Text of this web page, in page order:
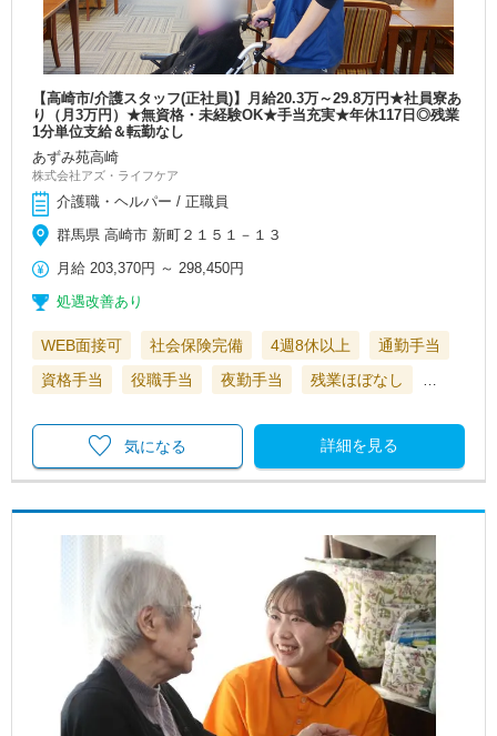
【高崎市/介護スタッフ(正社員)】月給20.3万～29.8万円★社員寮あ
り（月3万円）★無資格・未経験OK★手当充実★年休117日◎残業
1分単位支給＆転勤なし
あずみ苑高崎
株式会社アズ・ライフケア
介護職・ヘルパー / 正職員
群馬県 高崎市 新町２１５１－１３
月給 203,370円 ～298,450円
処遇改善あり
WEB面接可 社会保険完備 4週8休以上
通勤手当
資格手当
役職手当 夜勤手当 残業ほぼなし …
詳細を見る
気になる